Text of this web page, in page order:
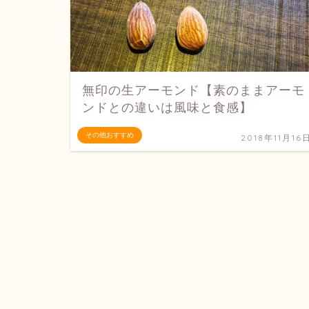
その他おすすめ
無印の生アーモンド【素のままアーモ
ンドとの違いは風味と食感】
2018年11月16